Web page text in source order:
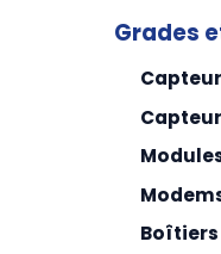
Grades